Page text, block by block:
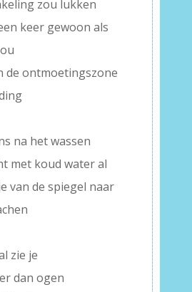
zou lukken
keer gewoon als
de ontmoetingszone
na het wassen
met koud water al
van de spiegel naar
zie je
dan ogen